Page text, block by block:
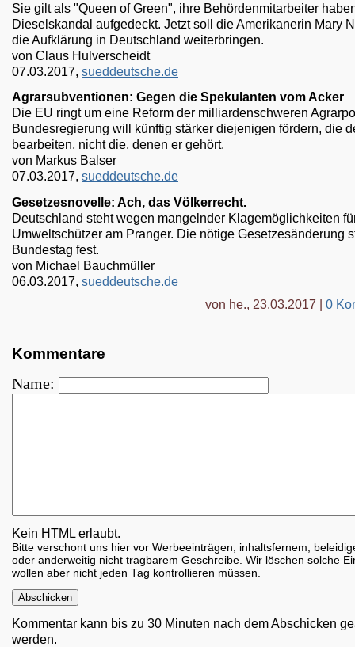
Sie gilt als "Queen of Green", ihre Behördenmitarbeiter
Dieselskandal aufgedeckt. Jetzt soll die Amerikanerin Mary
die Aufklärung in Deutschland weiterbringen.
von Claus Hulverscheidt
07.03.2017, sueddeutsche.de
Agrarsubventionen: Gegen die Spekulanten vom Acker
Die EU ringt um eine Reform der milliardenschweren
Bundesregierung will künftig stärker diejenigen fördern, die
bearbeiten, nicht die, denen er gehört.
von Markus Balser
07.03.2017, sueddeutsche.de
Gesetzesnovelle: Ach, das Völkerrecht.
Deutschland steht wegen mangelnder Klagemöglichkeiten
Umweltschützer am Pranger. Die nötige Gesetzesänderung
Bundestag fest.
von Michael Bauchmüller
06.03.2017, sueddeutsche.de
von he., 23.03.2017 | 0
Kommentare
Name:
Kein HTML erlaubt.
Bitte verschont uns hier vor Werbeeinträgen, inhaltsfernem,
oder anderweitig nicht tragbarem Geschreibe. Wir löschen solche
wollen aber nicht jeden Tag kontrollieren müssen.
Kommentar kann bis zu 30 Minuten nach dem Abschicken
werden.